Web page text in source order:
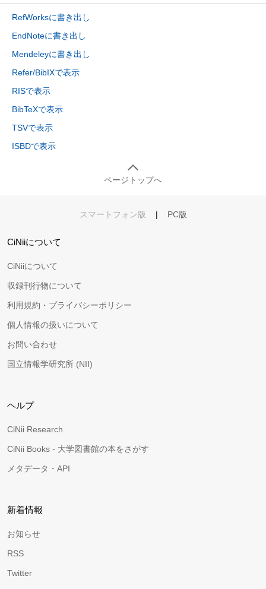
RefWorksに書き出し
EndNoteに書き出し
Mendeleyに書き出し
Refer/BibIXで表示
RISで表示
BibTeXで表示
TSVで表示
ISBDで表示
ページトップへ
スマートフォン版 | PC版
CiNiiについて
CiNiiについて
収録刊行物について
利用規約・プライバシーポリシー
個人情報の扱いについて
お問い合わせ
国立情報学研究所 (NII)
ヘルプ
CiNii Research
CiNii Books - 大学図書館の本をさがす
メタデータ・API
新着情報
お知らせ
RSS
Twitter